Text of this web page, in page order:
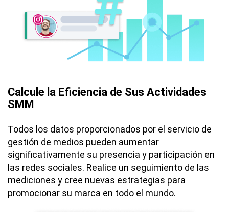
Calcule la Eficiencia de Sus Actividades
SMM
Todos los datos proporcionados por el servicio de
gestión de medios pueden aumentar
significativamente su presencia y participación en
las redes sociales. Realice un seguimiento de las
mediciones y cree nuevas estrategias para
promocionar su marca en todo el mundo.